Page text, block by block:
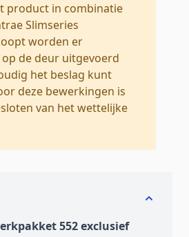
product in combinatie
Slimseries
worden er
de deur uitgevoerd
het beslag kunt
deze bewerkingen is
van het wettelijke
552 exclusief